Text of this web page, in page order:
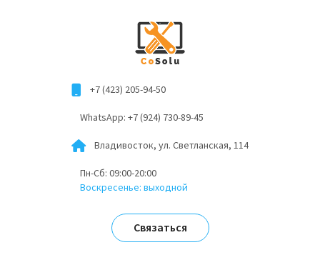
+7 (423) 205-94-50
WhatsApp: +7 (924) 730-89-45
Владивосток, ул. Светланская, 114
Пн-Сб: 09:00-20:00
Воскресенье: выходной
Связаться